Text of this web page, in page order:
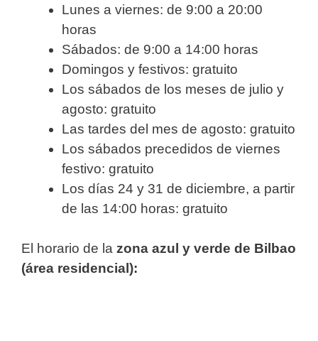
Lunes a viernes: de 9:00 a 20:00
horas
Sábados: de 9:00 a 14:00 horas
Domingos y festivos: gratuito
Los sábados de los meses de julio y
agosto: gratuito
Las tardes del mes de agosto: gratuito
Los sábados precedidos de viernes
festivo: gratuito
Los días 24 y 31 de diciembre, a partir
de las 14:00 horas: gratuito
El horario de la zona azul y verde de Bilbao
(área residencial):